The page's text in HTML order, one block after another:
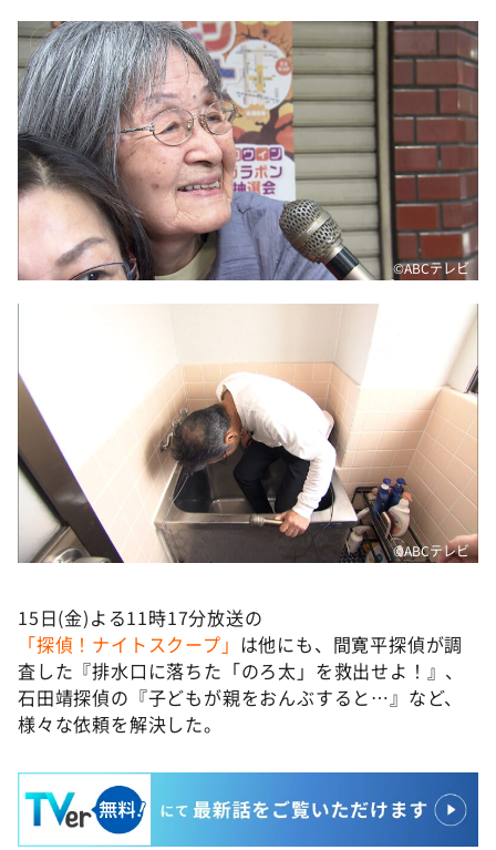
©ABCテレビ
©ABCテレビ
15日(金)よる11時17分放送の
「探偵！ナイトスクープ」 は他にも、間寛平探偵が調
査した『排水口に落ちた「のろ太」を救出せよ！』、
石田靖探偵の『子どもが親をおんぶすると…』など、
様々な依頼を解決した。